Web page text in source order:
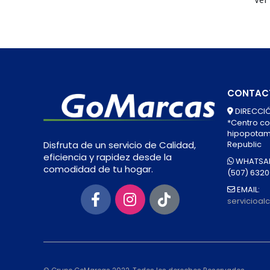
Disfruta de un servicio de Calidad,
eficiencia y rapidez desde la
comodidad de tu hogar.
*Centro
Republic
(507)
EMAIL: